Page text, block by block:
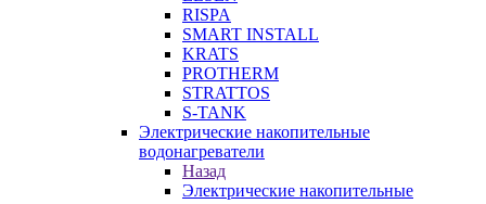
RISPA
SMART INSTALL
KRATS
PROTHERM
STRATTOS
S-TANK
Электрические накопительные
водонагреватели
Назад
Электрические накопительные